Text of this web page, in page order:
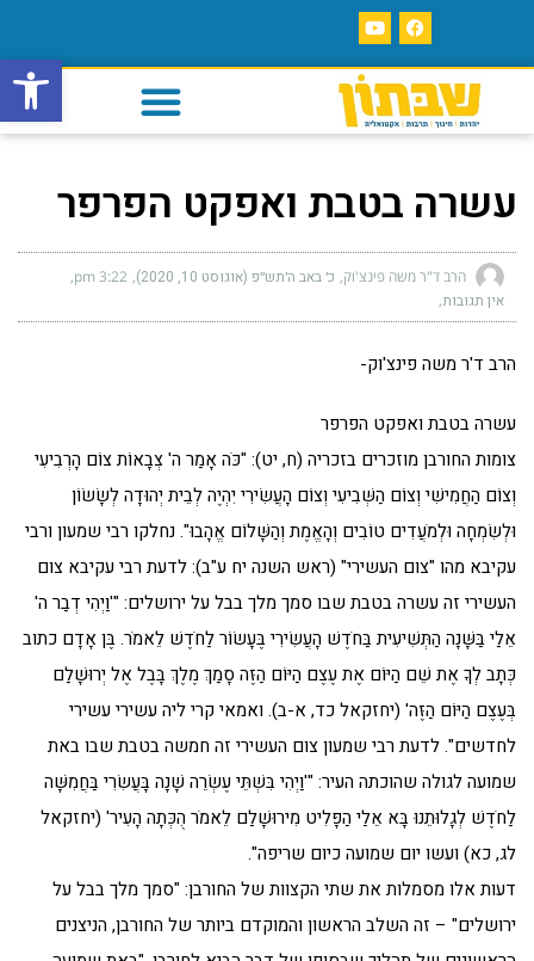
פתח
עשרה בטבת ואפקט הפרפר
הרב ד"ר משה פינצ'וק כ׳ באב ה׳תש״פ (אוגוסט 10, 2020) 3:22 pm
אין תגובות
הרב ד'ר משה פינצ'וק-
עשרה בטבת ואפקט הפרפר
צומות החורבן מוזכרים בזכריה (ח, יט): "כֹּה אָמַר ה' צְבָאוֹת צוֹם הָרְבִיעִי
וְצוֹם הַחֲמִישִׁי וְצוֹם הַשְּׁבִיעִי וְצוֹם הָעֲשִׂירִי יִהְיֶה לְבֵית יְהוּדָה לְשָׂשׂוֹן
וּלְשִׂמְחָה וּלְמֹעֲדִים טוֹבִים וְהָאֱמֶת וְהַשָּׁלוֹם אֱהָבוּ". נחלקו רבי שמעון ורבי
עקיבא מהו "צום העשירי" (ראש השנה יח ע"ב): לדעת רבי עקיבא צום
העשירי זה עשרה בטבת שבו סמך מלך בבל על ירושלים: "'וַיְהִי דְבַר ה'
אֵלַי בַּשָּׁנָה הַתְּשִׁיעִית בַּחֹדֶשׁ הָעֲשִׂירִי בֶּעָשׂוֹר לַחֹדֶשׁ לֵאמֹר. בֶּן אָדָם כתוב
כְּתָב לְךָ אֶת שֵׁם הַיּוֹם אֶת עֶצֶם הַיּוֹם הַזֶּה סָמַךְ מֶלֶךְ בָּבֶל אֶל יְרוּשָׁלִַם
בְּעֶצֶם הַיּוֹם הַזֶּה' (יחזקאל כד, א-ב). ואמאי קרי ליה עשירי עשירי
לחדשים". לדעת רבי שמעון צום העשירי זה חמשה בטבת שבו באת
שמועה לגולה שהוכתה העיר: "'וַיְהִי בִּשְׁתֵּי עֶשְׂרֵה שָׁנָה בָּעֲשִׂרִי בַּחֲמִשָּׁה
לַחֹדֶשׁ לְגָלוּתֵנוּ בָּא אֵלַי הַפָּלִיט מִירוּשָׁלִַם לֵאמֹר הֻכְּתָה הָעִיר' (יחזקאל
לג, כא) ועשו יום שמועה כיום שריפה".
דעות אלו מסמלות את שתי הקצוות של החורבן: "סמך מלך בבל על
ירושלים" – זה השלב הראשון והמוקדם ביותר של החורבן, הניצנים